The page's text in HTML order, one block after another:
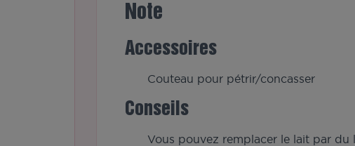
Note
Accessoires
Couteau pour pétrir/concasser
Conseils
Vous pouvez remplacer le lait par